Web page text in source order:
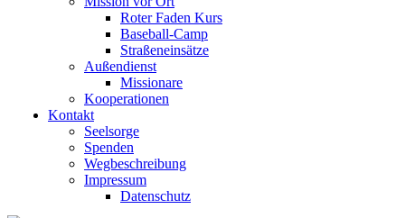
Roter Faden Kurs
Baseball-Camp
Straßeneinsätze
Außendienst
Missionare
Kooperationen
Kontakt
Seelsorge
Spenden
Wegbeschreibung
Impressum
Datenschutz